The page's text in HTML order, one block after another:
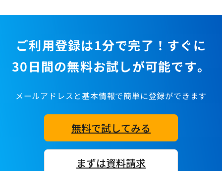
ご利用登録は1分で完了！すぐに
30日間の無料お試しが可能です。
メールアドレスと基本情報で簡単に登録ができます
無料で試してみる
まずは資料請求